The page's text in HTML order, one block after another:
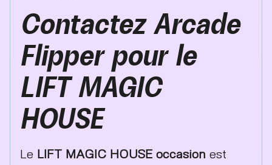
Contactez Arcade
Flipper pour le
LIFT MAGIC
HOUSE
Le LIFT MAGIC HOUSE occasion est